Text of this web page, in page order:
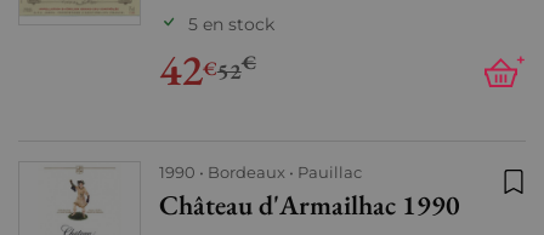
5 en stock
42€52€ +
1990 Bordeaux Pauillac
Château d'Armailhac 1990